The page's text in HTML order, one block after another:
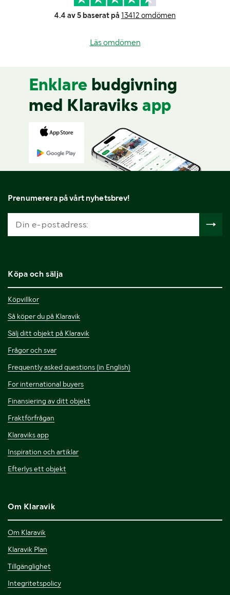
4.4 av 5 baserat på 13412 omdömen
Läs omdömen
Enklare budgivning
med Klaraviks app
Prenumerera på vårt nyhetsbrev!
Köpa och sälja
Köpvillkor
Så köper du på Klaravik
Sälj ditt objekt på Klaravik
Frågor och svar
Frequently asked questions (in English)
For international buyers
Finansiering av ditt objekt
Fraktförfrågan
Klaraviks app
Inspiration och artiklar
Efterlys ett objekt
Om Klaravik
Om Klaravik
Klaravik Plan
Tillgänglighet
Integritetspolicy